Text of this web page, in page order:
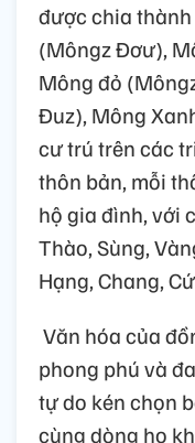
được chia
(Môngz Đơư),
Mông đỏ
Đuz), Mông
cư trú trên các
thôn bản, mỗi
hộ gia đình, với
Thào, Sùng,
Hạng, Chang,
Văn hóa của
phong phú và
tự do kén chọn
cùng dòng họ